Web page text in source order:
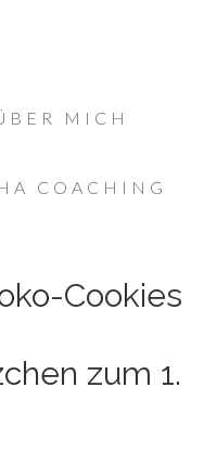
MICH
COACHING
Cookies
zum 1.